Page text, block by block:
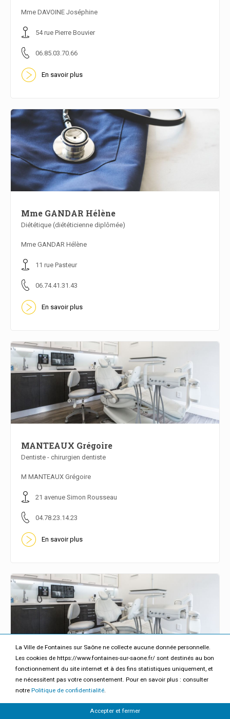
En savoir plus
Mme DAVOINE Joséphine
54 rue Pierre Bouvier
06.85.03.70.66
En savoir plus
Mme GANDAR Hélène
Diététique (diététicienne diplômée)
Mme GANDAR Hélène
11 rue Pasteur
06.74.41.31.43
En savoir plus
En savoir plus
MANTEAUX Grégoire
Dentiste - chirurgien dentiste
M MANTEAUX Grégoire
21 avenue Simon Rousseau
04.78.23.14.23
En savoir plus
En savoir plus
Mme MANTEAUX BONNEFOY Anne-
Blandine
La Ville de Fontaines sur Saône ne collecte aucune donnée personnelle.
Les cookies de https://www.fontaines-sur-saone.fr/ sont destinés au bon
fonctionnement du site internet et à des fins statistiques uniquement, et
ne nécessitent pas votre consentement. Pour en savoir plus : consulter
notre Politique de confidentialité.
Accepter et fermer